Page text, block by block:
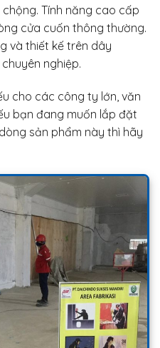
Tính năng cao cấp
cửa cuốn thông thường.
và thiết kế trên dây
nghiệp.
cho các công ty lớn, văn
bạn đang muốn lắp đặt
sản phẩm này thì hãy